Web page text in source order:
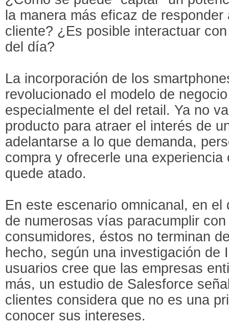
la manera más eficaz de
cliente? ¿Es posible interactuar
del día?
La incorporación de los
revolucionado el modelo de
especialmente el del retail. Ya no
producto para atraer el interés de
adelantarse a lo que demanda,
compra y ofrecerle una
quede atado.
En este escenario omnicanal, en
de numerosas vías paracumplir
consumidores, éstos no terminan
hecho, según una investigación de
usuarios cree que las empresas
más, un estudio de Salesforce
clientes considera que no es una
conocer sus intereses.